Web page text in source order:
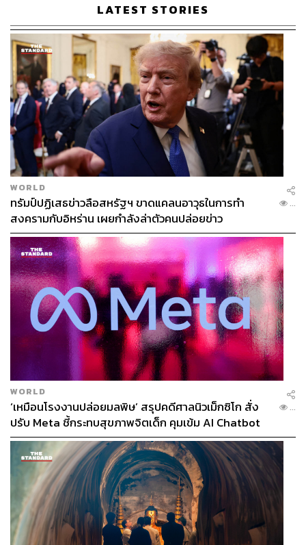
ABOUT THE AUTHOR
นทธัญ แสงไชย
นักเขียน พิสูจน์อักษร บรรณาธิการหนังสือเล่ม
และโปรดิวเซอร์พอดแคสต์ สนใจในเรื่อง
ศิลปะ ภาพยนตร์ เพลง และหนังสือ IG:
@jorborgor
LATEST STORIES
WORLD
ทรัมป์ปฏิเสธข่าวลือสหรัฐฯ ขาดแคลนอาวุธในการทำ
สงครามกับอิหร่าน เผยกำลังล่าตัวคนปล่อยข่าว
...
WORLD
‘เหมือนโรงงานปล่อยมลพิษ’ สรุปคดีศาลนิวเม็กซิโก สั่ง
ปรับ Meta ชี้กระทบสุขภาพจิตเด็ก คุมเข้ม AI Chatbot
...